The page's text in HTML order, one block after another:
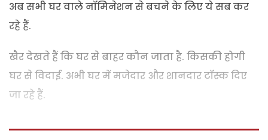
अब सभी घर वाले नॉमिनेशन से बचने के लिए ये सब कर
रहे हैं.
खैर देखते हैं कि घर से बाहर कौन जाता है. किसकी होगी
घर से विदाई. अभी घर में मजेदार और शानदार टॉस्क दिए
जा रहे हैं.